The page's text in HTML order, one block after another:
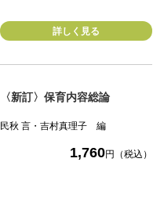
詳しく見る
〈新訂〉保育内容総論
民秋 言・吉村真理子 編
1,760円（税込）